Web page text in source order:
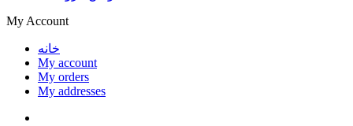
My Account
خانه
My account
My orders
My addresses